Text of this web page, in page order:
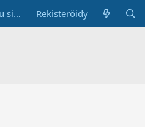
Kirjaudu sisään Rekisteröidy